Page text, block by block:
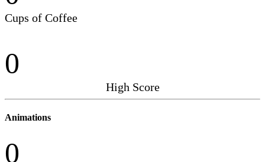
Cups of Coffee
0
High Score
Animations
0